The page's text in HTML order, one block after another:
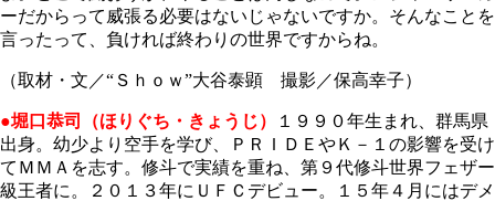
ーだからって威張る必要はないじゃないですか。そんなことを
言ったって、負ければ終わりの世界ですからね。
（取材・文／“Ｓｈｏｗ”大谷泰顕 撮影／保高幸子）
●堀口恭司（ほりぐち・きょうじ）
１９９０年生まれ、群馬県
出身。幼少より空手を学び、ＰＲＩＤＥやＫ－１の影響を受け
てＭＭＡを志す。修斗で実績を重ね、第９代修斗世界フェザー
級王者に。２０１３年にＵＦＣデビュー。１５年４月にはデメ